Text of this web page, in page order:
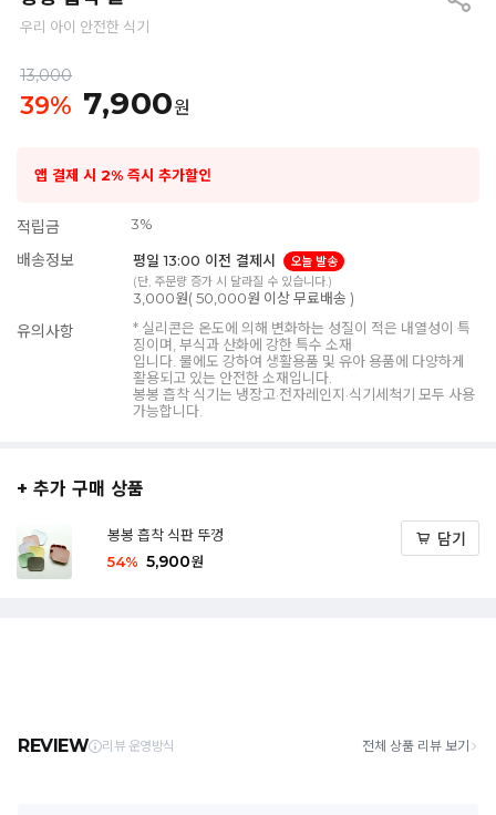
우리 아이 안전한 식기
13,000
39% 7,900원
앱 결제 시 2% 즉시 추가할인
적립금 3%
배송정보 평일 13:00 이전 결제시
오늘 발송
(단, 주문량 증가 시 달라질 수 있습니다.)
3,000원( 50,000원 이상 무료배송 )
유의사항
* 실리콘은 온도에 의해 변화하는 성질이 적은 내열성이 특
징이며, 부식과 산화에 강한 특수 소재
입니다. 물에도 강하여 생활용품 및 유아 용품에 다양하게
활용되고 있는 안전한 소재입니다.
봉봉 흡착 식기는 냉장고·전자레인지·식기세척기 모두 사용
가능합니다.
+ 추가 구매 상품
봉봉 흡착 식판 뚜껑
54% 5,900원
담기